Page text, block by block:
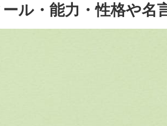
ル・能力・性格や名